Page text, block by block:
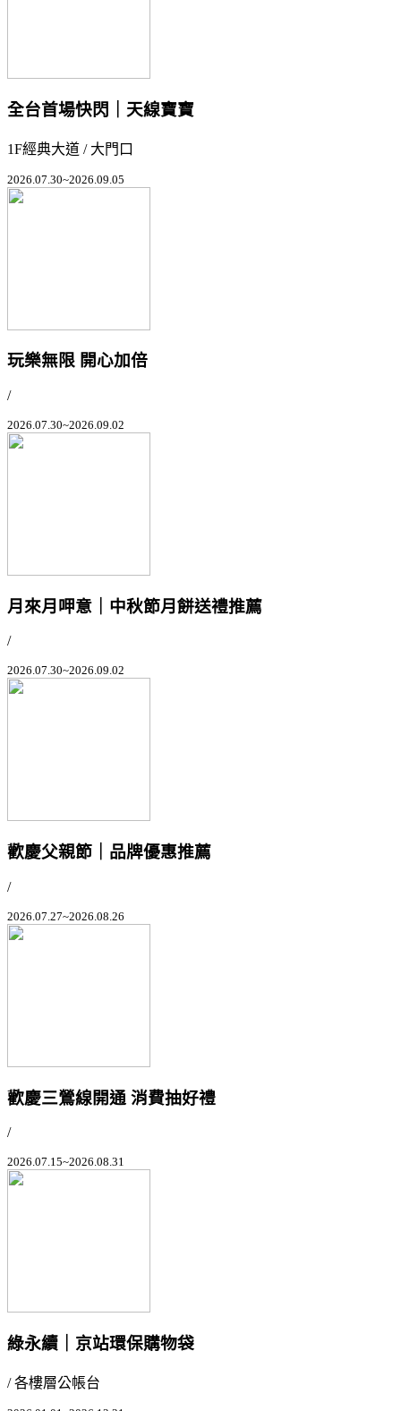
全台首場快閃｜天線寶寶
1F經典大道 / 大門口
2026.07.30~2026.09.05
玩樂無限 開心加倍
/
2026.07.30~2026.09.02
月來月呷意｜中秋節月餅送禮推薦
/
2026.07.30~2026.09.02
歡慶父親節｜品牌優惠推薦
/
2026.07.27~2026.08.26
歡慶三鶯線開通 消費抽好禮
/
2026.07.15~2026.08.31
綠永續｜京站環保購物袋
/ 各樓層公帳台